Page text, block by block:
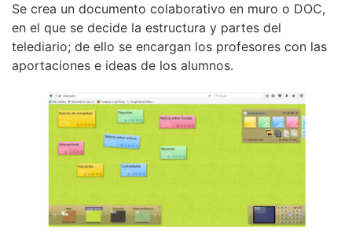
Se crea un documento colaborativo en muro o DOC,
en el que se decide la estructura y partes del
telediario; de ello se encargan los profesores con las
aportaciones e ideas de los alumnos.